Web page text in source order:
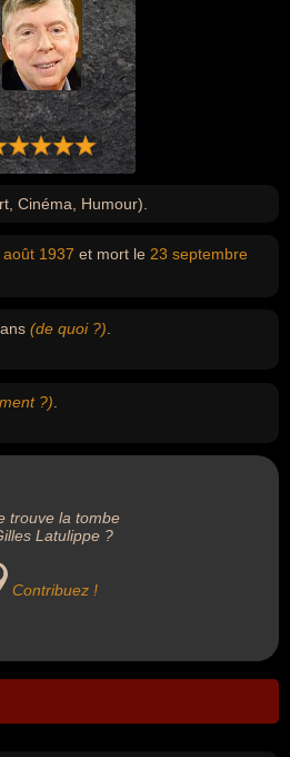
Cinéma, Humour).
août 1937 et mort le 23 septembre
(de quoi ?)
?)
trouve la tombe
Latulippe ?
Contribuez !